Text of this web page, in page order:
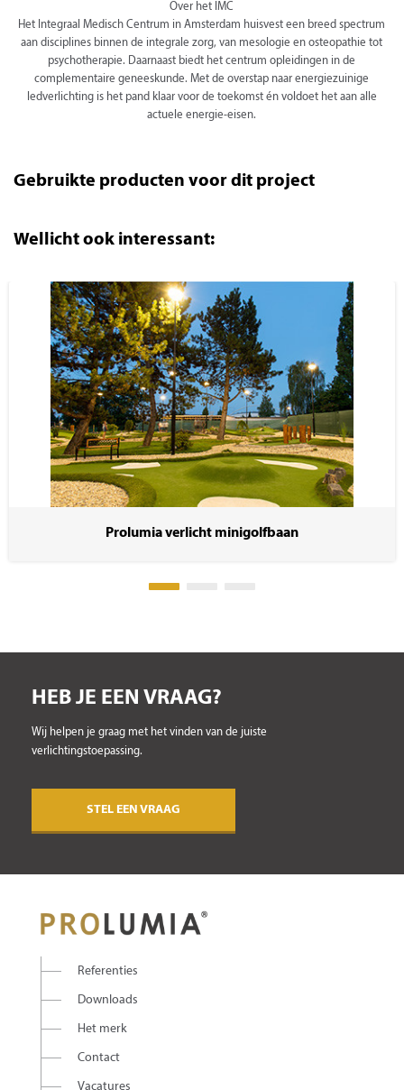
Over het IMC
Het Integraal Medisch Centrum in Amsterdam huisvest een breed spectrum
aan disciplines binnen de integrale zorg, van mesologie en osteopathie tot
psychotherapie. Daarnaast biedt het centrum opleidingen in de
complementaire geneeskunde. Met de overstap naar energiezuinige
ledverlichting is het pand klaar voor de toekomst én voldoet het aan alle
actuele energie-eisen.
Gebruikte producten voor dit project
Wellicht ook interessant:
Prolumia verlicht minigolfbaan
HEB JE EEN VRAAG?
Wij helpen je graag met het vinden van de juiste
verlichtingstoepassing.
STEL EEN VRAAG
Referenties
Downloads
Het merk
Contact
Vacatures